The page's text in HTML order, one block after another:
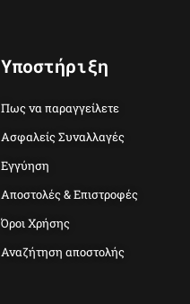
Υποστήριξη
Πως να παραγγείλετε
Ασφαλείς Συναλλαγές
Εγγύηση
Αποστολές & Επιστροφές
Όροι Χρήσης
Αναζήτηση αποστολής